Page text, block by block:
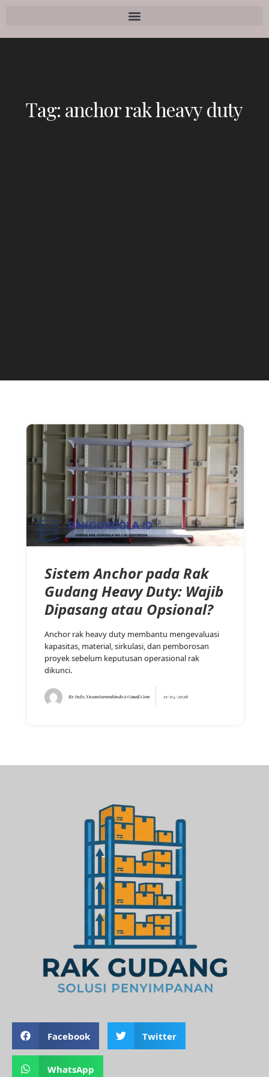
Tag: anchor rak heavy duty
Sistem Anchor pada Rak
Gudang Heavy Duty: Wajib
Dipasang atau Opsional?
Anchor rak heavy duty membantu mengevaluasi
kapasitas, material, sirkulasi, dan pemborosan
proyek sebelum keputusan operasional rak
dikunci.
ByInfo.nusantararakindo@gmail.com 21/05/2026
Facebook Twitter
WhatsApp